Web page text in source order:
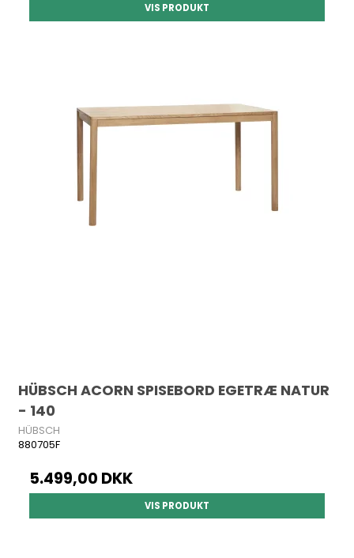
VIS PRODUKT
HÜBSCH ACORN SPISEBORD EGETRÆ NATUR
- 140
HÜBSCH
880705F
5.499,00 DKK
VIS PRODUKT